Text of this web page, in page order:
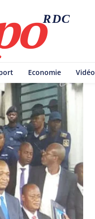
RDC
Economie Vidéo